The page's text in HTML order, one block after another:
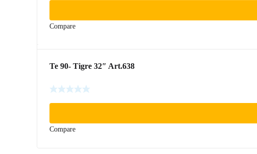
Compare
Te 90- Tigre 32″ Art.638
Compare